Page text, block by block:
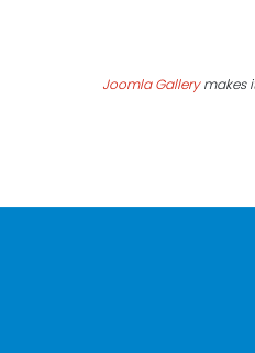
Joomla Gallerymakes